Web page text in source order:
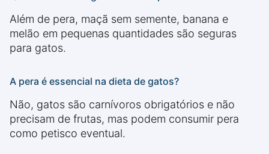
Além de pera, maçã sem semente, banana e
melão em pequenas quantidades são seguras
para gatos.
A pera é essencial na dieta de gatos?
Não, gatos são carnívoros obrigatórios e não
precisam de frutas, mas podem consumir pera
como petisco eventual.